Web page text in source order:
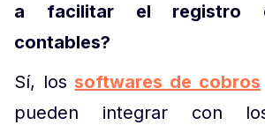
a facilitar el registro
contables?
Sí, los softwares de cobros
pueden integrar con